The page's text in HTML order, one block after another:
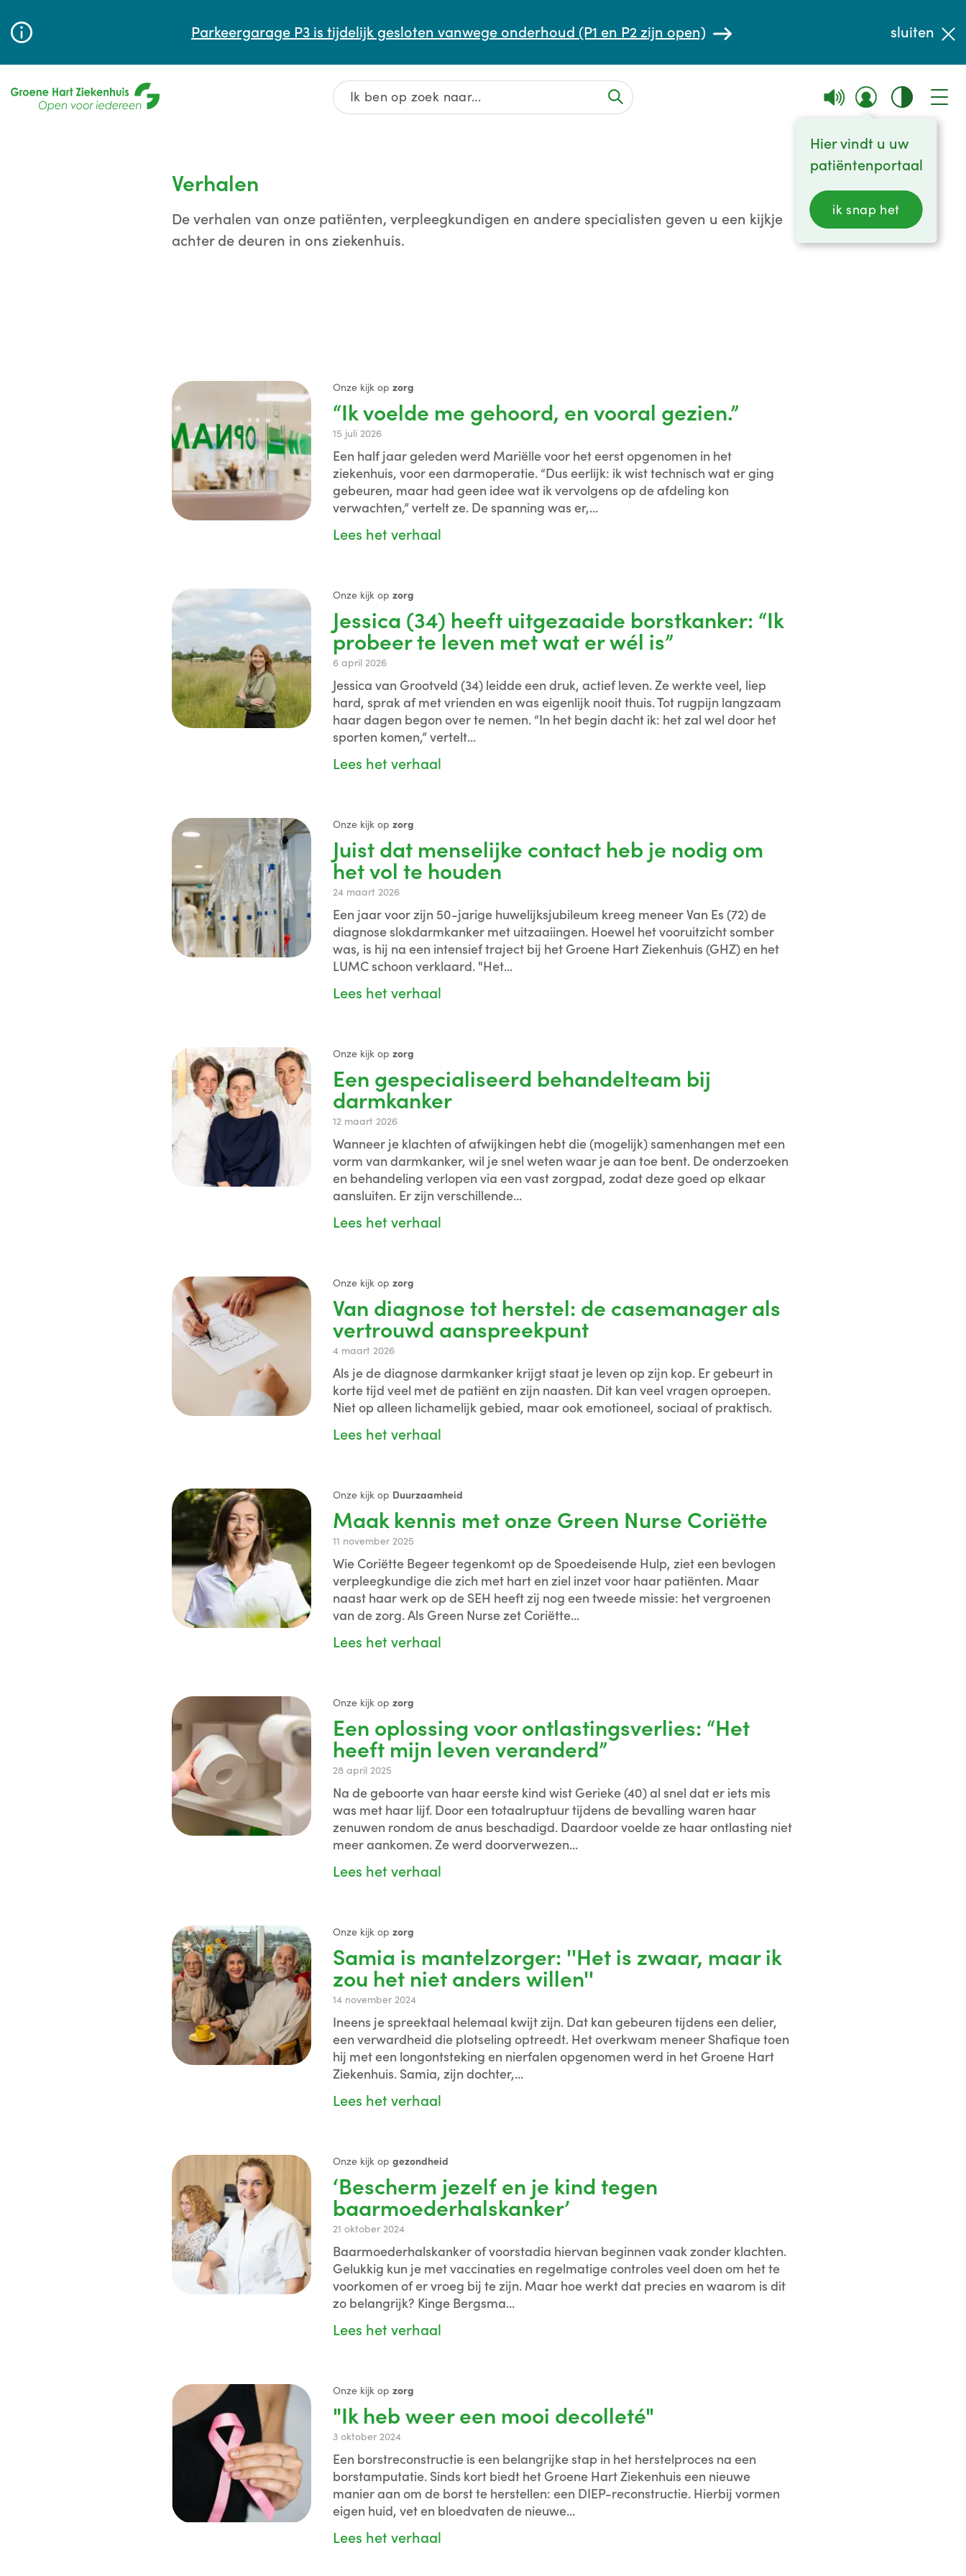
Parkeergarage P3 is tijdelijk gesloten vanwege onderhoud (P1 en P2 zijn open) sluiten
Hier vindt u uw
patiëntenportaal
ik snap het
Wachttijden
Verhalen
De verhalen van onze patiënten, verpleegkundigen en andere specialisten geven u een kijkje
achter de deuren in ons ziekenhuis.
Onze kijk op zorg
“Ik voelde me gehoord, en vooral gezien.”
15 juli 2026
Een half jaar geleden werd Mariëlle voor het eerst opgenomen in het
ziekenhuis, voor een darmoperatie. “Dus eerlijk: ik wist technisch wat er ging
gebeuren, maar had geen idee wat ik vervolgens op de afdeling kon
verwachten,” vertelt ze. De spanning was er,...
Lees het verhaal
Onze kijk op zorg
Jessica (34) heeft uitgezaaide borstkanker: “Ik
probeer te leven met wat er wél is”
6 april 2026
Jessica van Grootveld (34) leidde een druk, actief leven. Ze werkte veel, liep
hard, sprak af met vrienden en was eigenlijk nooit thuis. Tot rugpijn langzaam
haar dagen begon over te nemen. “In het begin dacht ik: het zal wel door het
sporten komen,” vertelt...
Lees het verhaal
Onze kijk op zorg
Juist dat menselijke contact heb je nodig om
het vol te houden
24 maart 2026
Een jaar voor zijn 50-jarige huwelijksjubileum kreeg meneer Van Es (72) de
diagnose slokdarmkanker met uitzaaiingen. Hoewel het vooruitzicht somber
was, is hij na een intensief traject bij het Groene Hart Ziekenhuis (GHZ) en het
LUMC schoon verklaard. "Het...
Lees het verhaal
Onze kijk op zorg
Een gespecialiseerd behandelteam bij
darmkanker
12 maart 2026
Wanneer je klachten of afwijkingen hebt die (mogelijk) samenhangen met een
vorm van darmkanker, wil je snel weten waar je aan toe bent. De onderzoeken
en behandeling verlopen via een vast zorgpad, zodat deze goed op elkaar
aansluiten. Er zijn verschillende...
Lees het verhaal
Onze kijk op zorg
Van diagnose tot herstel: de casemanager als
vertrouwd aanspreekpunt
4 maart 2026
Als je de diagnose darmkanker krijgt staat je leven op zijn kop. Er gebeurt in
korte tijd veel met de patiënt en zijn naasten. Dit kan veel vragen oproepen.
Niet op alleen lichamelijk gebied, maar ook emotioneel, sociaal of praktisch.
Lees het verhaal
Onze kijk op Duurzaamheid
Maak kennis met onze Green Nurse Coriëtte
11 november 2025
Wie Coriëtte Begeer tegenkomt op de Spoedeisende Hulp, ziet een bevlogen
verpleegkundige die zich met hart en ziel inzet voor haar patiënten. Maar
naast haar werk op de SEH heeft zij nog een tweede missie: het vergroenen
van de zorg. Als Green Nurse zet Coriëtte...
Lees het verhaal
Onze kijk op zorg
Een oplossing voor ontlastingsverlies: “Het
heeft mijn leven veranderd”
28 april 2025
Na de geboorte van haar eerste kind wist Gerieke (40) al snel dat er iets mis
was met haar lijf. Door een totaalruptuur tijdens de bevalling waren haar
zenuwen rondom de anus beschadigd. Daardoor voelde ze haar ontlasting niet
meer aankomen. Ze werd doorverwezen...
Lees het verhaal
Onze kijk op zorg
Samia is mantelzorger: ''Het is zwaar, maar ik
zou het niet anders willen''
14 november 2024
Ineens je spreektaal helemaal kwijt zijn. Dat kan gebeuren tijdens een delier,
een verwardheid die plotseling optreedt. Het overkwam meneer Shafique toen
hij met een longontsteking en nierfalen opgenomen werd in het Groene Hart
Ziekenhuis. Samia, zijn dochter,...
Lees het verhaal
Onze kijk op gezondheid
‘Bescherm jezelf en je kind tegen
baarmoederhalskanker’
21 oktober 2024
Baarmoederhalskanker of voorstadia hiervan beginnen vaak zonder klachten.
Gelukkig kun je met vaccinaties en regelmatige controles veel doen om het te
voorkomen of er vroeg bij te zijn. Maar hoe werkt dat precies en waarom is dit
zo belangrijk? Kinge Bergsma...
Lees het verhaal
Onze kijk op zorg
"Ik heb weer een mooi decolleté"
3 oktober 2024
Een borstreconstructie is een belangrijke stap in het herstelproces na een
borstamputatie. Sinds kort biedt het Groene Hart Ziekenhuis een nieuwe
manier aan om de borst te herstellen: een DIEP-reconstructie. Hierbij vormen
eigen huid, vet en bloedvaten de nieuwe...
Lees het verhaal